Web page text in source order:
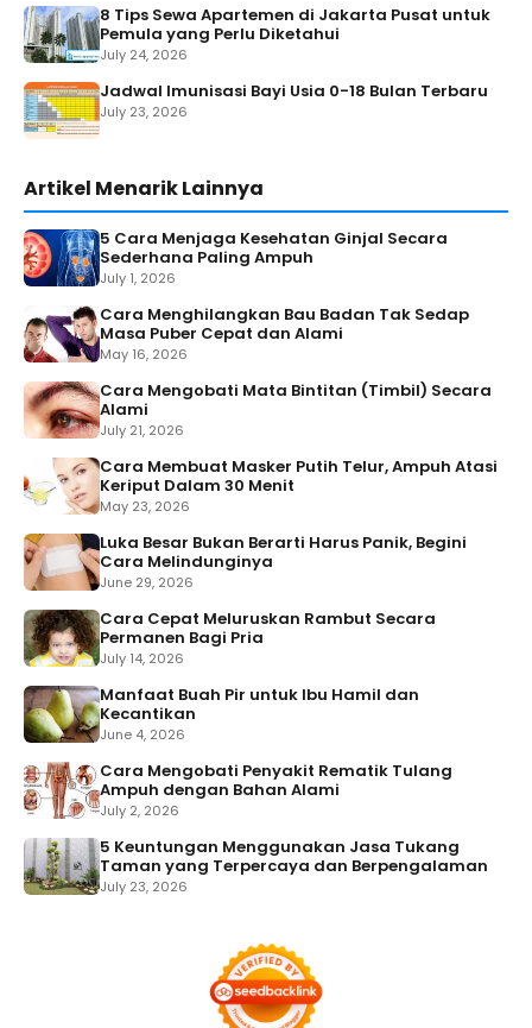
8 Tips Sewa Apartemen di Jakarta Pusat untuk
Pemula yang Perlu Diketahui
July 24, 2026
Jadwal Imunisasi Bayi Usia 0-18 Bulan Terbaru
July 23, 2026
Artikel Menarik Lainnya
5 Cara Menjaga Kesehatan Ginjal Secara
Sederhana Paling Ampuh
July 1, 2026
Cara Menghilangkan Bau Badan Tak Sedap
Masa Puber Cepat dan Alami
May 16, 2026
Cara Mengobati Mata Bintitan (Timbil) Secara
Alami
July 21, 2026
Cara Membuat Masker Putih Telur, Ampuh Atasi
Keriput Dalam 30 Menit
May 23, 2026
Luka Besar Bukan Berarti Harus Panik, Begini
Cara Melindunginya
June 29, 2026
Cara Cepat Meluruskan Rambut Secara
Permanen Bagi Pria
July 14, 2026
Manfaat Buah Pir untuk Ibu Hamil dan
Kecantikan
June 4, 2026
Cara Mengobati Penyakit Rematik Tulang
Ampuh dengan Bahan Alami
July 2, 2026
5 Keuntungan Menggunakan Jasa Tukang
Taman yang Terpercaya dan Berpengalaman
July 23, 2026